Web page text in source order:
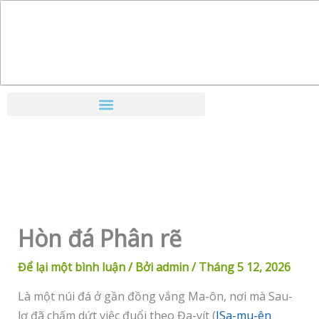
Hòn đá Phân rẽ
Để lại một bình luận/ Bởiadmin/Tháng 5 12, 2026
Là một núi đá ở gần đồng vắng Ma-ôn, nơi mà Sau-
lơ đã chấm dứt việc đuổi theo Đa-vít (ISa-mu-ên